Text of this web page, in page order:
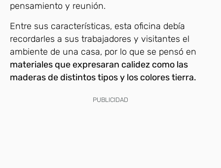
pensamiento y reunión.
Entre sus características, esta oficina debía
recordarles a sus trabajadores y visitantes el
ambiente de una casa, por lo que se pensó en
materiales que expresaran calidez como las
maderas de distintos tipos y los colores tierra.
PUBLICIDAD